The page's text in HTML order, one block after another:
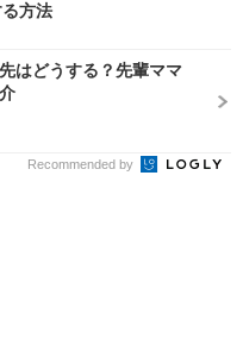
方法
はどうする？先輩ママ
Recommended by